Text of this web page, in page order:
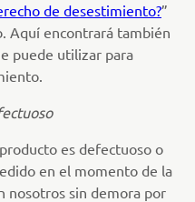
de desestimiento?”
Aquí encontrará también
puede utilizar para
es defectuoso o
en el momento de la
nosotros sin demora por